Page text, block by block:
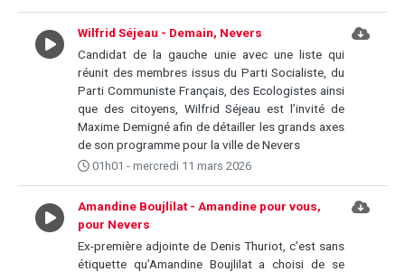
Wilfrid Séjeau - Demain, Nevers
Candidat de la gauche unie avec une liste qui
réunit des membres issus du Parti Socialiste, du
Parti Communiste Français, des Ecologistes ainsi
que des citoyens, Wilfrid Séjeau est l’invité de
Maxime Demigné afin de détailler les grands axes
de son programme pour la ville de Nevers
01h01 - mercredi 11 mars 2026
Amandine Boujlilat - Amandine pour vous,
pour Nevers
Ex-première adjointe de Denis Thuriot, c’est sans
étiquette qu’Amandine Boujlilat a choisi de se